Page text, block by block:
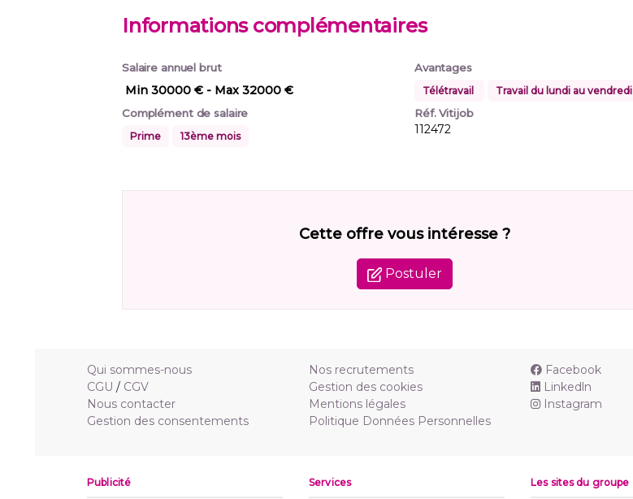
Informations complémentaires
Salaire annuel brut
Min 30000 € - Max 32000 €
Complément de salaire
Prime 13ème mois
Avantages
Télétravail Travail du lundi au vendredi
Réf. Vitijob
112472
Cette offre vous intéresse ?
Postuler
Qui sommes-nous
CGU / CGV
Nous contacter
Gestion des consentements
Nos recrutements
Gestion des cookies
Mentions légales
Politique Données Personnelles
Facebook
Linkedln
Instagram
Publicité Services Les sites du groupe